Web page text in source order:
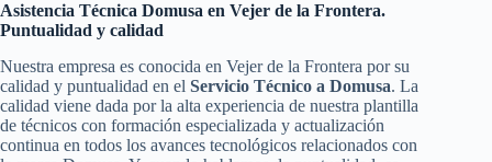
Asistencia Técnica Domusa en Vejer de la Frontera.
Puntualidad y calidad
Nuestra empresa es conocida en Vejer de la Frontera por su
calidad y puntualidad en el Servicio Técnico a Domusa. La
calidad viene dada por la alta experiencia de nuestra plantilla
de técnicos con formación especializada y actualización
continua en todos los avances tecnológicos relacionados con